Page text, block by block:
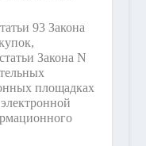
93 Закона
Закона N
площадках